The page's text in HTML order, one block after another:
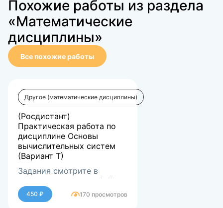
Похожие работы из раздела
«Математические
дисциплины»
Все похожие работы
Другое (математические дисциплины)
(Росдистант)
Практическая работа по
дисциплине Основы
вычислительных систем
(Вариант Т)
Задания смотрите в
демонстрационном файле
450 ₽ 170 просмотров